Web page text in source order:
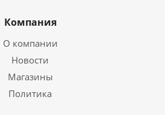
Компания
О компании
Новости
Магазины
Политика